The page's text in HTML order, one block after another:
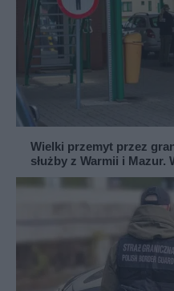
Wielki przemyt przez
służby z Warmii i Mazur.